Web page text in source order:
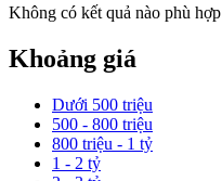
Không có kết quả nào phù hợp
Khoảng giá
Dưới 500 triệu
500 - 800 triệu
800 triệu - 1 tỷ
1 - 2 tỷ